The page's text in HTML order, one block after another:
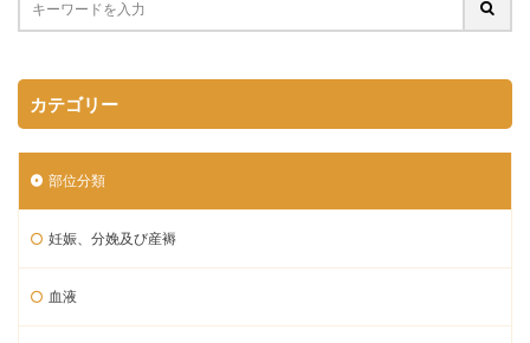
カテゴリー
部位分類
妊娠、分娩及び産褥
血液